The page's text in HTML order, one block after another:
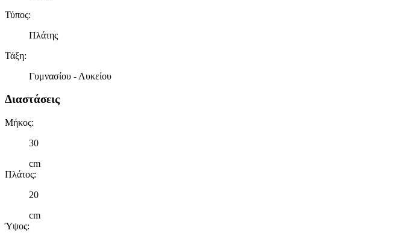
Τύπος:
Πλάτης
Τάξη:
Γυμνασίου - Λυκείου
Διαστάσεις
Μήκος:
30
cm
Πλάτος:
20
cm
Ύψος: